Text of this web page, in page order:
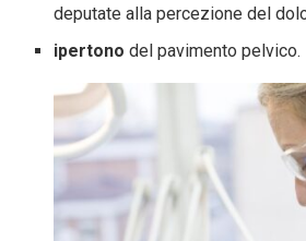
deputate alla percezione del
ipertono del pavimento pelvico.